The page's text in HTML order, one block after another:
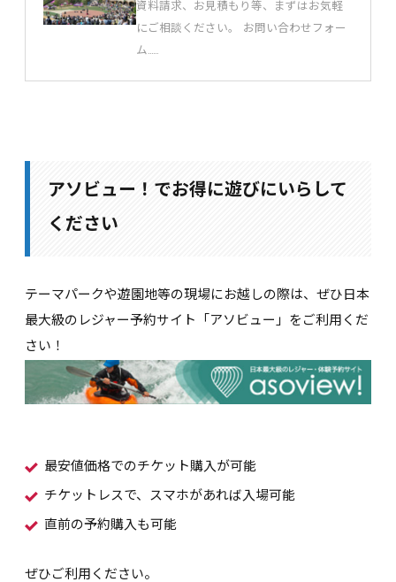
資料請求、お見積もり等、まずはお気軽
にご相談ください。 お問い合わせフォー
ム……
アソビュー！でお得に遊びにいらして
ください
テーマパークや遊園地等の現場にお越しの際は、ぜひ日本
最大級のレジャー予約サイト「アソビュー」をご利用くだ
さい！
最安値価格でのチケット購入が可能
チケットレスで、スマホがあれば入場可能
直前の予約購入も可能
ぜひご利用ください。